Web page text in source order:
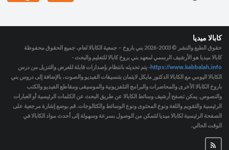
كابالا ميديا
حقوق الطبع والنشر © 2003-2026
بني باروخ – جمعية الكابالا لعام، جميع الحقوق محفوظة
كابالا ميديا هو الأرشيف الرسمي لمعهد بني بروخ كابالا للتعليم والبحث -
https://www.kabbalah.info- يتم تحديثه بانتظام بإصدارات قابلة للعرض والتنزيل من درس
الكابالا اليومي مع الكابالا الدكتور مايكل لايتمان بتنسيقات الفيديو والصوت، بالإضافة إلى دروس بني
باروخ الكابالا الأخرى والمحاضرات والبرامج التلفزيونية والموسيقى ومقاطع الفيديو والكتب
والنصوص. يمكن تصفح أرشيف وسائط الكابالا عن طريق البحث عن الكلمات الرئيسية أو العبارات
الرئيسية والتقويم واللغة ونوع المحتوى ونوع الوسائط والكتالوجات. قم بوضع إشارة مرجعية على
الصفحة الرئيسية لكابالا ميديا لتتمكن من الوصول بسرعة وسهولة إلى أحدث مواد الكابالا في
الوقت الحالي.